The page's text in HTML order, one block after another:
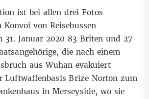
ist bei allen drei Fotos
Konvoi von Reisebussen
Januar 2020 83 Briten und 27
die nach einem
aus Wuhan evakuiert
Luftwaffenbasis Brize Norton zum
in Merseyside, wo sie